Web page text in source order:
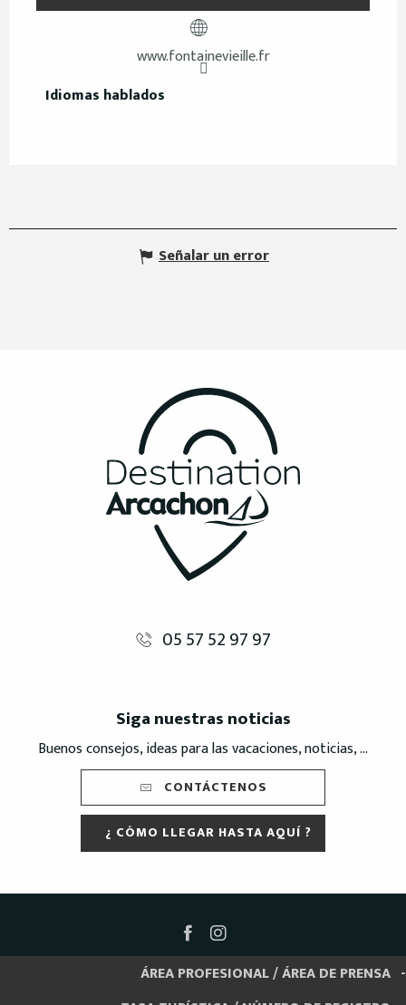
www.fontainevieille.fr
Idiomas hablados
Idiomas hablados
Señalar un error
05 57 52 97 97
Siga nuestras noticias
Buenos consejos, ideas para las vacaciones, noticias, ...
CONTÁCTENOS
¿ CÓMO LLEGAR HASTA AQUÍ ?
ÁREA PROFESIONAL / ÁREA DE PRENSA